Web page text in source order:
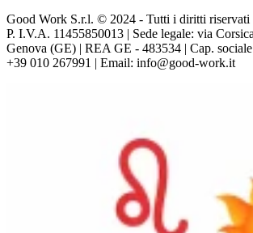
Good Work S.r.l. © 2024 - Tutti i diritti riservati
P. I.V.A. 11455850013 | Sede legale: via
Genova (GE) | REA GE - 483534 | Cap.
+39 010 267991 | Email: info@good-work.it